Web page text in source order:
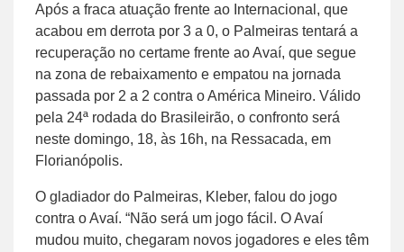
Após a fraca atuação frente ao Internacional, que
acabou em derrota por 3 a 0, o Palmeiras tentará a
recuperação no certame frente ao Avaí, que segue
na zona de rebaixamento e empatou na jornada
passada por 2 a 2 contra o América Mineiro. Válido
pela 24ª rodada do Brasileirão, o confronto será
neste domingo, 18, às 16h, na Ressacada, em
Florianópolis.
O gladiador do Palmeiras, Kleber, falou do jogo
contra o Avaí. “Não será um jogo fácil. O Avaí
mudou muito, chegaram novos jogadores e eles têm